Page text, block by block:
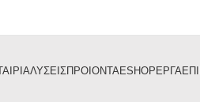
ΛΥΣΕΙΣΠΡΟΙΟΝΤΑESHOP ΕΡΓΑ